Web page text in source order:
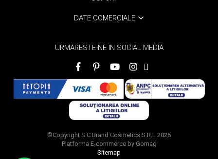
DATE COMERCIALE
URMARESTE-NE IN SOCIAL MEDIA
©Copyright S.C Brand Cosmetics S.R.L 2026
Platforma E-commerce by Gomag
Sitemap